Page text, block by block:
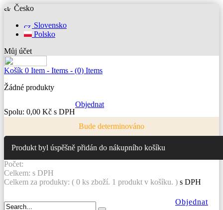
Česko
Slovensko
Polsko
Můj účet
Košík 0 Item - Items - (0) Items
Žádné produkty
Spolu: 0,00 Kč s DPH
Objednat
Bude determinováno
Produkt byl úspěšně přidán do nákupního košíku
Počet:
Celkem: s DPH
Celkem za produkty: ( 0 ks zboží. 1 produkt v košíku. ) s DPH
Objednat